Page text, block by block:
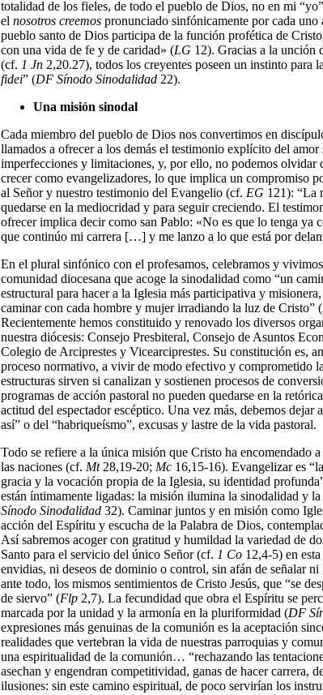
totalidad de los fieles, de todo el pueblo de Dios, no en mi
el nosotros creemos pronunciado sinfónicamente por cada uno
pueblo santo de Dios participa de la función profética de
con una vida de fe y de caridad» (LG 12). Gracias a la unción
(cf. 1 Jn 2,20.27), todos los creyentes poseen un instinto para
fidei” (DF Sínodo Sinodalidad 22).
Una misión sinodal
Cada miembro del pueblo de Dios nos convertimos en
llamados a ofrecer a los demás el testimonio explícito del
imperfecciones y limitaciones, y, por ello, no podemos olvidar
crecer como evangelizadores, lo que implica un compromiso
al Señor y nuestro testimonio del Evangelio (cf. EG 121): “La
quedarse en la mediocridad y para seguir creciendo. El
ofrecer implica decir como san Pablo: «No es que lo tenga ya
que continúo mi carrera […] y me lanzo a lo que está por
En el plural sinfónico con el profesamos, celebramos y
comunidad diocesana que acoge la sinodalidad como “un
estructural para hacer a la Iglesia más participativa y
caminar con cada hombre y mujer irradiando la luz de Cristo” (
Recientemente hemos constituido y renovado los diversos
nuestra diócesis: Consejo Presbiteral, Consejo de Asuntos
Colegio de Arciprestes y Vicearciprestes. Su constitución es,
proceso normativo, a vivir de modo efectivo y comprometido
estructuras sirven si canalizan y sostienen procesos de
programas de acción pastoral no pueden quedarse en la
actitud del espectador escéptico. Una vez más, debemos dejar
así” o del “habriqueísmo”, excusas y lastre de la vida pastoral.
Todo se refiere a la única misión que Cristo ha encomendado
las naciones (cf. Mt28,19-20; Mc 16,15-16). Evangelizar es
gracia y la vocación propia de la Iglesia, su identidad
están íntimamente ligadas: la misión ilumina la sinodalidad y
Sínodo Sinodalidad 32). Caminar juntos y en misión como
acción del Espíritu y escucha de la Palabra de Dios,
Así sabremos acoger con gratitud y humildad la variedad de
Santo para el servicio del único Señor (cf. 1 Co 12,4-5) en
envidias, ni deseos de dominio o control, sin afán de señalar
ante todo, los mismos sentimientos de Cristo Jesús, que “se
de siervo” (Flp 2,7). La fecundidad que obra el Espíritu se
marcada por la unidad y la armonía en la pluriformidad (DF
expresiones más genuinas de la comunión es la aceptación
realidades que vertebran la vida de nuestras parroquias y
una espiritualidad de la comunión… “rechazando las
asechan y engendran competitividad, ganas de hacer carrera,
ilusiones: sin este camino espiritual, de poco servirían los